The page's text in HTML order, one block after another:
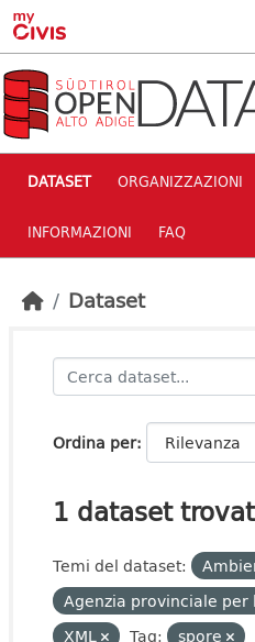
Skip to main content
DATASET ORGANIZZAZIONI
INFORMAZIONI FAQ
Dataset
Ordina per
1 dataset
Temi del dataset:
Agenzia provinciale
XML
Tag: spore